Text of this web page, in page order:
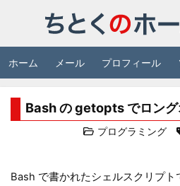
ホーム メール プロフィール
Bash の getopts でロング
プログラミング
Bash で書かれたシェルスクリプ